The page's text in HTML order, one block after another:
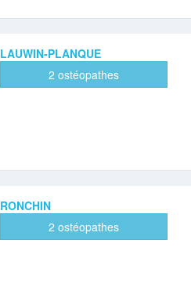
LAUWIN-PLANQUE
2 ostéopathes
RONCHIN
2 ostéopathes